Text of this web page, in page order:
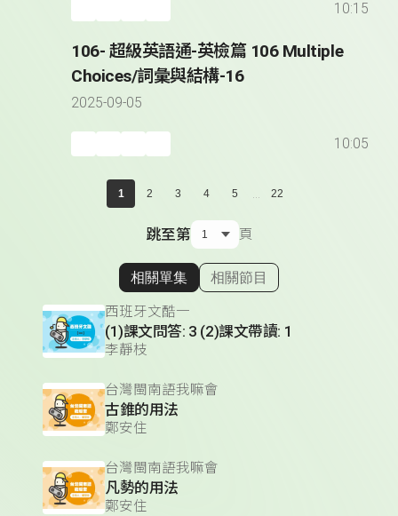
10:15
106- 超級英語通-英檢篇 106 Multiple
Choices/詞彙與結構-16
2025-09-05
10:05
1 2 3 4 5 ... 22
跳至第 頁
顯示相關單集
相關單集 相關節目
西班牙文酷一
(1)課文問答: 3 (2)課文帶讀: 1
李靜枝
台灣閩南語我嘛會
古錐的用法
鄭安住
台灣閩南語我嘛會
凡勢的用法
鄭安住